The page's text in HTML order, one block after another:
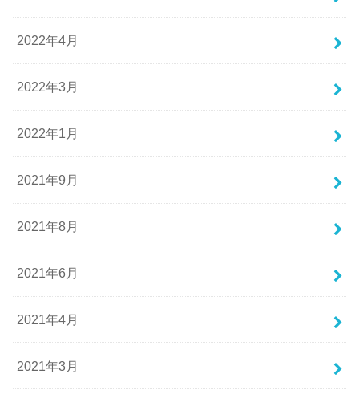
2022年4月
2022年3月
2022年1月
2021年9月
2021年8月
2021年6月
2021年4月
2021年3月